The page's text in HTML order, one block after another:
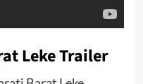
Leke Trailer